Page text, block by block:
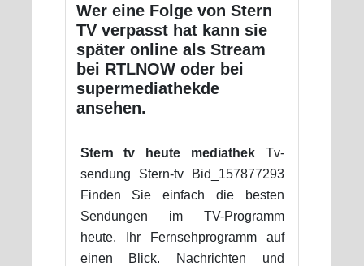
Wer eine Folge von Stern
TV verpasst hat kann sie
später online als Stream
bei RTLNOW oder bei
supermediathekde
ansehen.
Stern tv heute mediathekTv-
sendung Stern-tv Bid_157877293
Finden Sie einfach die besten
Sendungen im TV-Programm
heute. Ihr Fernsehprogramm auf
einen Blick. Nachrichten und